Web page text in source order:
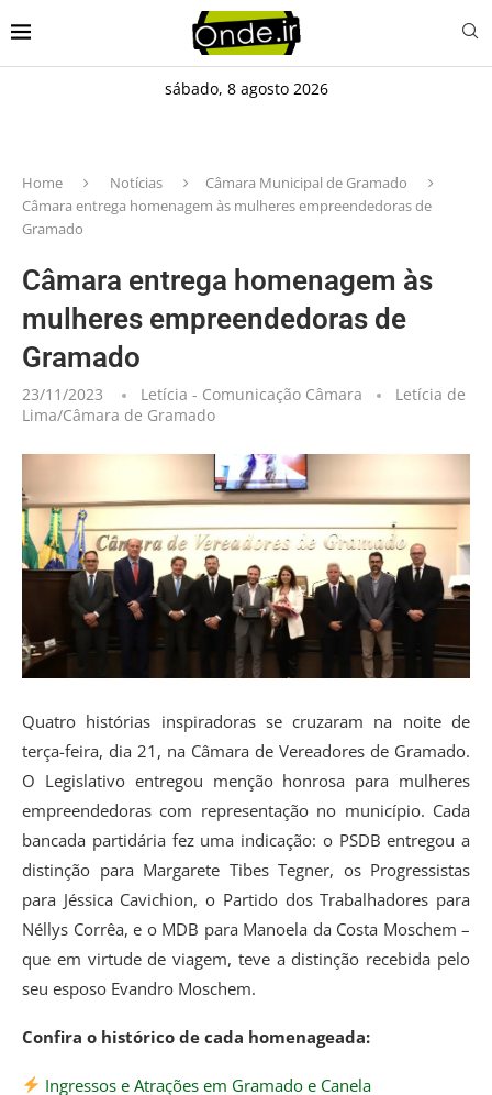
sábado, 8 agosto 2026
Home Notícias
Câmara Municipal de Gramado
Câmara entrega homenagem às mulheres empreendedoras de
Gramado
Câmara entrega homenagem às
mulheres empreendedoras de
Gramado
23/11/2023 Letícia - Comunicação Câmara
Letícia de
Lima/Câmara de Gramado
Quatro histórias inspiradoras se cruzaram na noite de
terça-feira, dia 21, na Câmara de Vereadores de Gramado.
O Legislativo entregou menção honrosa para mulheres
empreendedoras com representação no município. Cada
bancada partidária fez uma indicação: o PSDB entregou a
distinção para Margarete Tibes Tegner, os Progressistas
para Jéssica Cavichion, o Partido dos Trabalhadores para
Néllys Corrêa, e o MDB para Manoela da Costa Moschem –
que em virtude de viagem, teve a distinção recebida pelo
seu esposo Evandro Moschem.
Confira o histórico de cada homenageada:
Ingressos e Atrações em Gramado e Canela